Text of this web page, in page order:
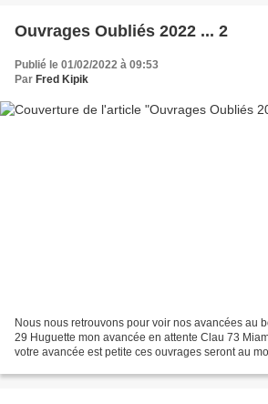
Ouvrages Oubliés 2022 ... 2
Publié le 01/02/2022 à 09:53
Par Fred Kipik
Nous nous retrouvons pour voir nos avancées au
29 Huguette mon avancée en attente Clau 73
votre avancée est petite ces ouvrages seront au